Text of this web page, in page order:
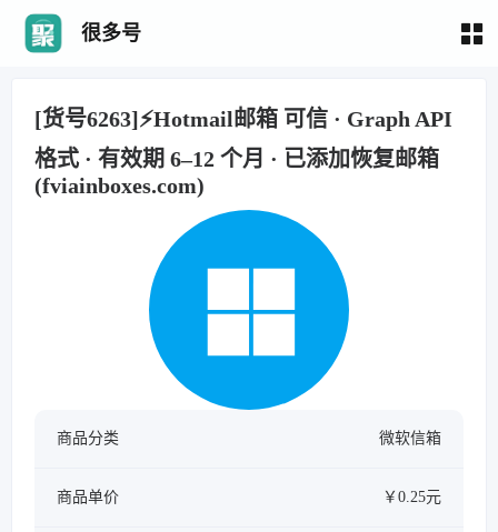
很多号
[货号6263]⚡Hotmail邮箱 可信 · Graph API
格式 · 有效期 6–12 个月 · 已添加恢复邮箱
(fviainboxes.com)
商品分类 微软信箱
商品单价 ￥0.25元